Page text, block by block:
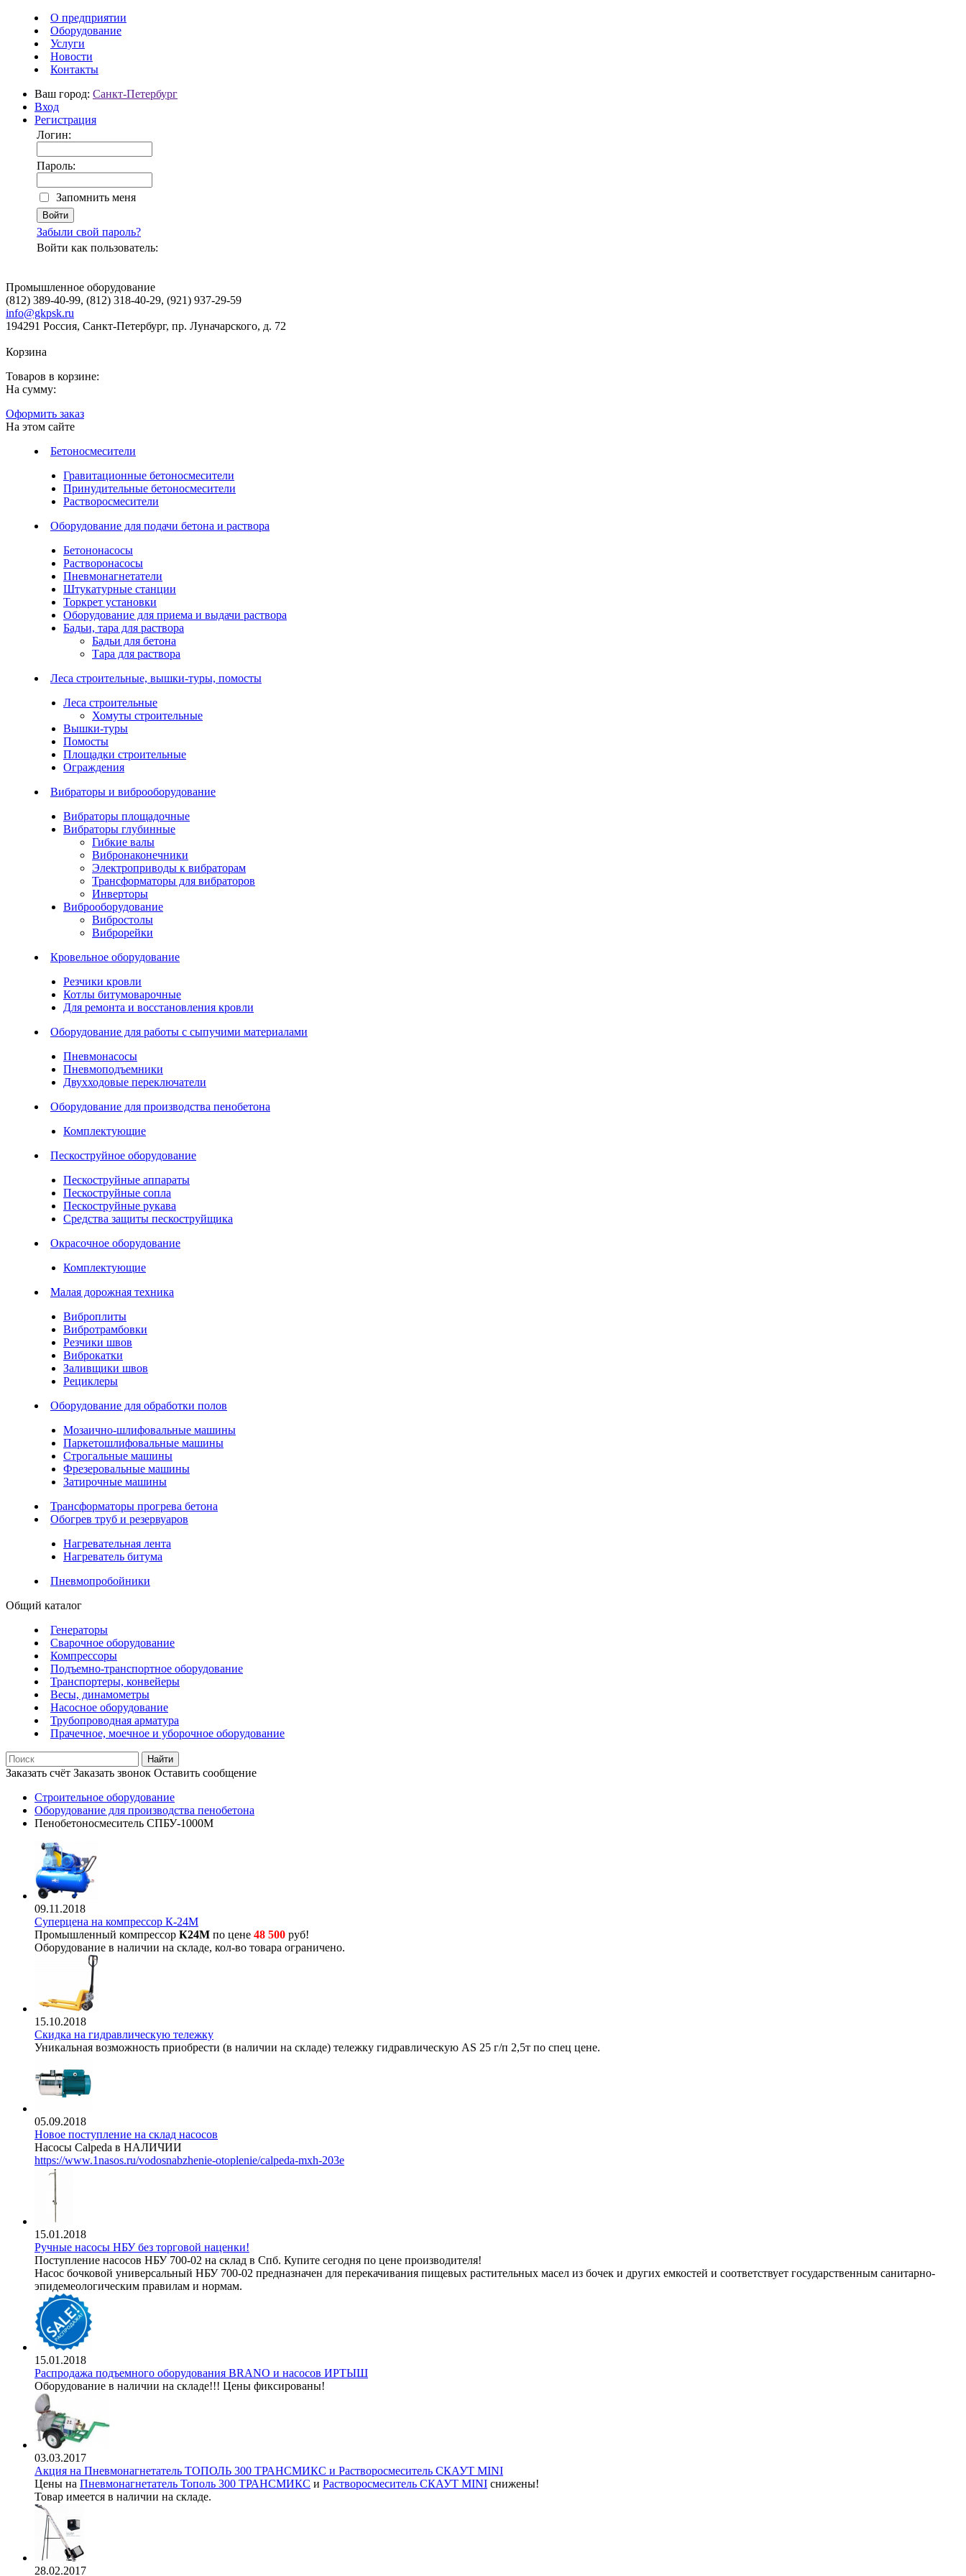
О предприятии
Оборудование
Услуги
Новости
Контакты
Ваш город: Санкт-Петербург
Вход
Регистрация
Логин:
Пароль:
Запомнить меня
Забыли свой пароль?
Войти как пользователь:
Промышленное оборудование
(812) 389-40-99, (812) 318-40-29, (921) 937-29-59
info@gkpsk.ru
194291 Россия, Санкт-Петербург, пр. Луначарского, д. 72
Корзина
Товаров в корзине:
На сумму:
Оформить заказ
На этом сайте
Бетоносмесители
Гравитационные бетоносмесители
Принудительные бетоносмесители
Растворосмесители
Оборудование для подачи бетона и раствора
Бетононасосы
Растворонасосы
Пневмонагнетатели
Штукатурные станции
Торкрет установки
Оборудование для приема и выдачи раствора
Бадьи, тара для раствора
Бадьи для бетона
Тара для раствора
Леса строительные, вышки-туры, помосты
Леса строительные
Хомуты строительные
Вышки-туры
Помосты
Площадки строительные
Ограждения
Вибраторы и виброоборудование
Вибраторы площадочные
Вибраторы глубинные
Гибкие валы
Вибронаконечники
Электроприводы к вибраторам
Трансформаторы для вибраторов
Инверторы
Виброоборудование
Вибростолы
Виброрейки
Кровельное оборудование
Резчики кровли
Котлы битумоварочные
Для ремонта и восстановления кровли
Оборудование для работы с сыпучими материалами
Пневмонасосы
Пневмоподъемники
Двухходовые переключатели
Оборудование для производства пенобетона
Комплектующие
Пескоструйное оборудование
Пескоструйные аппараты
Пескоструйные сопла
Пескоструйные рукава
Средства защиты пескоструйщика
Окрасочное оборудование
Комплектующие
Малая дорожная техника
Виброплиты
Вибротрамбовки
Резчики швов
Виброкатки
Заливщики швов
Рециклеры
Оборудование для обработки полов
Мозаично-шлифовальные машины
Паркетошлифовальные машины
Строгальные машины
Фрезеровальные машины
Затирочные машины
Трансформаторы прогрева бетона
Обогрев труб и резервуаров
Нагревательная лента
Нагреватель битума
Пневмопробойники
Общий каталог
Генераторы
Сварочное оборудование
Компрессоры
Подъемно-транспортное оборудование
Транспортеры, конвейеры
Весы, динамометры
Насосное оборудование
Трубопроводная арматура
Прачечное, моечное и уборочное оборудование
Найти
Заказать счёт Заказать звонок Оставить сообщение
Строительное оборудование
Оборудование для производства пенобетона
Пенобетоносмеситель СПБУ-1000М
09.11.2018
Суперцена на компрессор К-24М
Промышленный компрессор К24М по цене 48 500 руб!
Оборудование в наличии на складе, кол-во товара ограничено.
15.10.2018
Скидка на гидравлическую тележку
Уникальная возможность приобрести (в наличии на складе) тележку гидравлическую AS 25 г/п 2,5т по спец цене.
05.09.2018
Новое поступление на склад насосов
Насосы Calpeda в НАЛИЧИИ
https://www.1nasos.ru/vodosnabzhenie-otoplenie/calpeda-mxh-203e
15.01.2018
Ручные насосы НБУ без торговой наценки!
Поступление насосов НБУ 700-02 на склад в Спб. Купите сегодня по цене производителя!
Насос бочковой универсальный НБУ 700-02 предназначен для перекачивания пищевых растительных масел из бочек и других емкостей и соответствует государственным санитарно-
эпидемеологическим правилам и нормам.
15.01.2018
Распродажа подъемного оборудования BRANO и насосов ИРТЫШ
Оборудование в наличии на складе!!! Цены фиксированы!
03.03.2017
Акция на Пневмонагнетатель ТОПОЛЬ 300 ТРАНСМИКС и Растворосмеситель СКАУТ MINI
Цены на Пневмонагнетатель Тополь 300 ТРАНСМИКС и Растворосмеситель СКАУТ MINI снижены!
Товар имеется в наличии на складе.
28.02.2017